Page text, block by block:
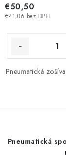
€41,06 bez DPH
€50,50
Pneumatická
Pneumatická